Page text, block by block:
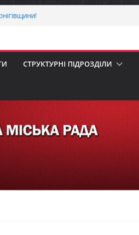
за товари, придбані для
СТРУКТУРНІ ПІДРОЗДІЛИ